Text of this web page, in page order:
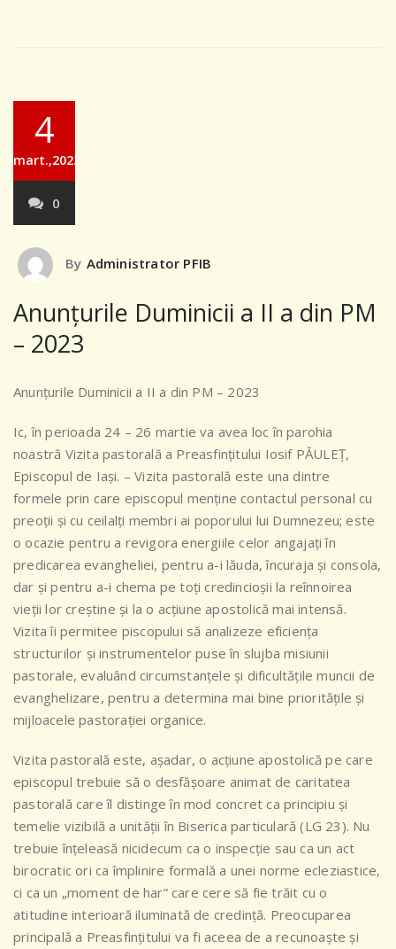
4
mart.,2023
0
By Administrator PFIB
Anunțurile Duminicii a II a din PM
– 2023
Anunțurile Duminicii a II a din PM – 2023
Ic, în perioada 24 – 26 martie va avea loc în parohia
noastră Vizita pastorală a Preasfințitului Iosif PĂULEȚ,
Episcopul de Iași. – Vizita pastorală este una dintre
formele prin care episcopul menține contactul personal cu
preoții și cu ceilalți membri ai poporului lui Dumnezeu; este
o ocazie pentru a revigora energiile celor angajați în
predicarea evangheliei, pentru a-i lăuda, încuraja și consola,
dar și pentru a-i chema pe toțicredincioșii la reînnoirea
vieții lor creștine și la o acțiune apostolică mai intensă.
Vizita îi permitee piscopului să analizeze eficiența
structurilor și instrumentelor puse în slujba misiunii
pastorale, evaluând circumstanțele și dificultățile muncii de
evanghelizare, pentru a determina mai bine prioritățile și
mijloacele pastorației organice.
Vizita pastorală este, așadar, o acțiune apostolică pe care
episcopul trebuie să o desfășoare animat de caritatea
pastorală care îl distinge în mod concret ca principiu și
temelie vizibilă a unității în Biserica particulară (LG 23). Nu
trebuie înțeleasă nicidecum ca o inspecție sau ca un act
birocratic ori ca împlinire formală a unei norme ecleziastice,
ci ca un „moment de har” care cere să fie trăit cu o
atitudine interioară iluminată de credință. Preocuparea
principală a Preasfințitului va fi aceea de a recunoaște și